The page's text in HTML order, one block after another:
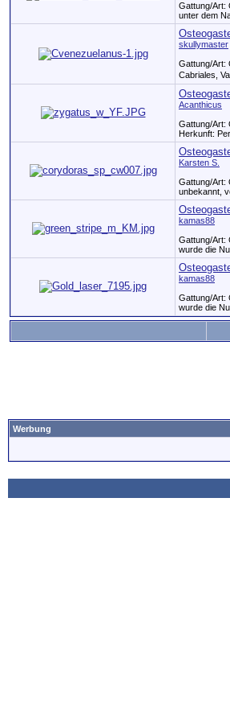
Gattung/Art:
unter dem
skullymaster
Gattung/Art:
Cabriales,
Acanthicus
Gattung/Art:
Herkunft:
Karsten S.
Gattung/Art:
unbekannt,
kamas88
Gattung/Art:
wurde die
kamas88
Gattung/Art:
wurde die
Werbung